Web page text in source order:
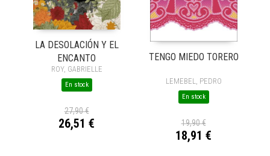
LA DESOLACIÓN Y EL
ENCANTO
ROY, GABRIELLE
En stock
27,90 €
26,51 €
TENGO MIEDO TORERO
LEMEBEL, PEDRO
En stock
19,90 €
18,91 €